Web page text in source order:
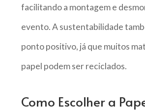
facilitando a montagem e
evento. A sustentabilidade
ponto positivo, já que muitos
papel podem ser reciclados.
Como Escolher a